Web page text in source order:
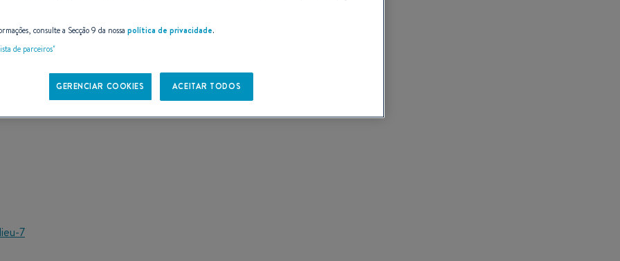
7
consulte a Secção 9 da nossa política de privacidade.
de parceiros"
GERENCIAR COOKIES ACEITAR TODOS